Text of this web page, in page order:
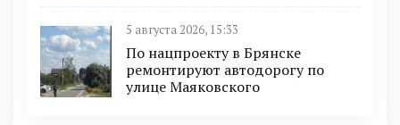
5 августа 2026, 15:33
По нацпроекту в Брянске
ремонтируют автодорогу по
улице Маяковского